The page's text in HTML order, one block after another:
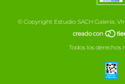
© Copyright Estudio SACH Galería,
Todos los derechos